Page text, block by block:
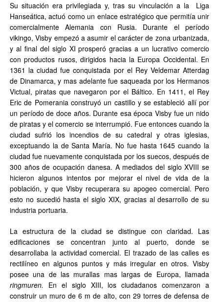
Su situación era privilegiada y, tras su vinculación a la Liga
Hanseática, actuó como un enlace estratégico que permitía unir
comercialmente Alemania con Rusia. Durante el período
vikingo, Visby empezó a asumir el carácter de zona urbanizada,
y al final del siglo XI prosperó gracias a un lucrativo comercio
con productos rusos, dirigidos hacia la Europa Occidental. En
1361 la ciudad fue conquistada por el Rey Veldemar Atterdag
de Dinamarca, y mas adelante fue saqueada por los Hermanos
Victual, piratas que navegaron por el Báltico. En 1411, el Rey
Eric de Pomerania construyó un castillo y se estableció allí por
un período de doce años. Durante esa época Visby fue un nido
de piratas y el comercio se interrumpió. Fue entonces cuando la
ciudad sufrió los incendios de su catedral y otras iglesias,
exceptuando la de Santa María. No fue hasta 1645 cuando la
ciudad fue nuevamente conquistada por los suecos, después de
300 años de ocupación danesa. A mediados del siglo XVIII se
hicieron algunos intentos por mejorar el nivel de vida de la
población, y que Visby recuperara su apogeo comercial. Pero
esto no sucedió hasta el siglo XIX, gracias al desarrollo de su
industria portuaria.
La estructura de la ciudad se distingue con claridad. Las
edificaciones se concentran junto al puerto, donde se
desarrollaba la actividad comercial. El trazado de las calles es
rectilíneo en algunos puntos y más irregular en otros. Visby
posee una de las murallas mas largas de Europa, llamada
ringmuren. En el siglo XIII, los ciudadanos comenzaron a
construir un muro de 6 m de alto, con 29 torres de defensa de